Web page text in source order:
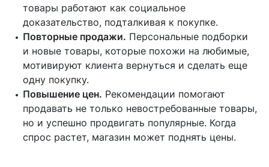
товары работают как социальное
доказательство, подталкивая к покупке.
Повторные продажи. Персональные подборки
и новые товары, которые похожи на любимые,
мотивируют клиента вернуться и сделать еще
одну покупку.
Повышение цен. Рекомендации помогают
продавать не только невостребованные товары,
но и успешно продвигать популярные. Когда
спрос растет, магазин может поднять цены.